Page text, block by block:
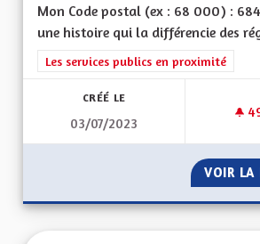
Mon Code postal (ex : 68 000) :
une histoire qui la différencie des
Filtrer les résultats de la catégorie :
Les services publics en proximité
CRÉÉ LE
03/07/2023
VOIR LA